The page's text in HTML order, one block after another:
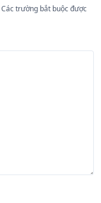
Các trường bắt buộc được